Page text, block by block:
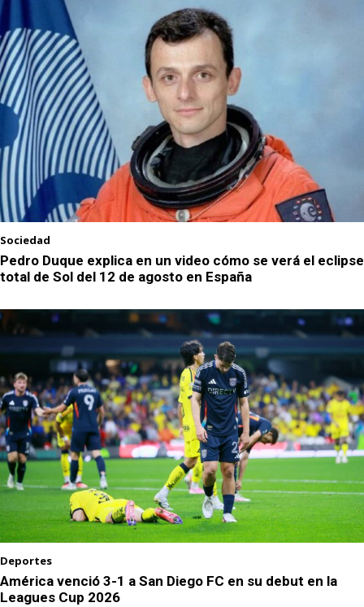
Sociedad
Pedro Duque explica en un video cómo se verá el eclipse
total de Sol del 12 de agosto en España
Deportes
América venció 3-1 a San Diego FC en su debut en la
Leagues Cup 2026